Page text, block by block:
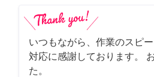
いつもながら、作業のスピ
対応に感謝しております。
た。